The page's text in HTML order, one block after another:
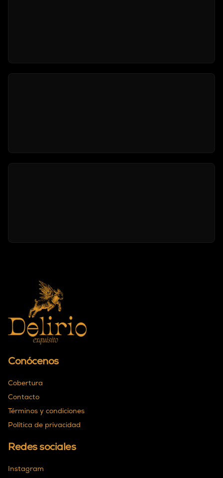
Conócenos
Cobertura
Contacto
Términos y condiciones
Política de privacidad
Redes sociales
Instagram